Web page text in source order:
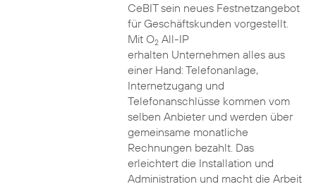
CeBIT sein neues Festnetzangebot
für Geschäftskunden vorgestellt.
Mit O2All-IP
erhalten Unternehmen alles aus
einer Hand: Telefonanlage,
Internetzugang und
Telefonanschlüsse kommen vom
selben Anbieter und werden über
gemeinsame monatliche
Rechnungen bezahlt. Das
erleichtert die Installation und
Administration und macht die Arbeit